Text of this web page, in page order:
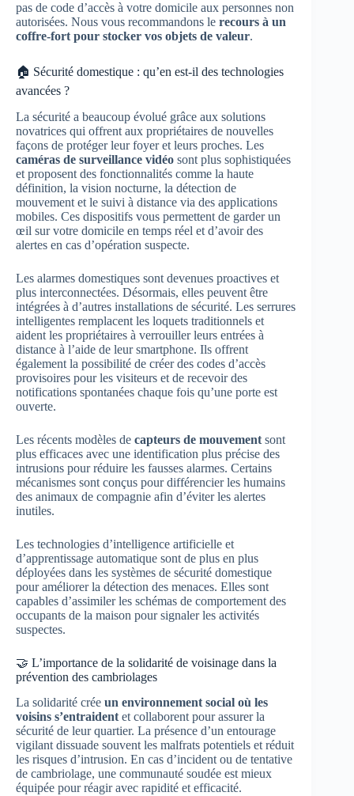
pas de code d’accès à votre domicile aux personnes non
autorisées. Nous vous recommandons le recours à un
coffre-fort pour stocker vos objets de valeur.
🏠 Sécurité domestique : qu’en est-il des technologies
avancées ?
La sécurité a beaucoup évolué grâce aux solutions
novatrices qui offrent aux propriétaires de nouvelles
façons de protéger leur foyer et leurs proches. Les
caméras de surveillance vidéo sont plus sophistiquées
et proposent des fonctionnalités comme la haute
définition, la vision nocturne, la détection de
mouvement et le suivi à distance via des applications
mobiles. Ces dispositifs vous permettent de garder un
œil sur votre domicile en temps réel et d’avoir des
alertes en cas d’opération suspecte.
Les alarmes domestiques sont devenues proactives et
plus interconnectées. Désormais, elles peuvent être
intégrées à d’autres installations de sécurité. Les serrures
intelligentes remplacent les loquets traditionnels et
aident les propriétaires à verrouiller leurs entrées à
distance à l’aide de leur smartphone. Ils offrent
également la possibilité de créer des codes d’accès
provisoires pour les visiteurs et de recevoir des
notifications spontanées chaque fois qu’une porte est
ouverte.
Les récents modèles de capteurs de mouvement sont
plus efficaces avec une identification plus précise des
intrusions pour réduire les fausses alarmes. Certains
mécanismes sont conçus pour différencier les humains
des animaux de compagnie afin d’éviter les alertes
inutiles.
Les technologies d’intelligence artificielle et
d’apprentissage automatique sont de plus en plus
déployées dans les systèmes de sécurité domestique
pour améliorer la détection des menaces. Elles sont
capables d’assimiler les schémas de comportement des
occupants de la maison pour signaler les activités
suspectes.
🤝 L’importance de la solidarité de voisinage dans la
prévention des cambriolages
La solidarité crée un environnement social où les
voisins s’entraident et collaborent pour assurer la
sécurité de leur quartier. La présence d’un entourage
vigilant dissuade souvent les malfrats potentiels et réduit
les risques d’intrusion. En cas d’incident ou de tentative
de cambriolage, une communauté soudée est mieux
équipée pour réagir avec rapidité et efficacité.